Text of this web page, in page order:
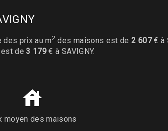
des prix au m2 des maisons est de2 607€ à
est de3 179 € à SAVIGNY.
moyen des maisons